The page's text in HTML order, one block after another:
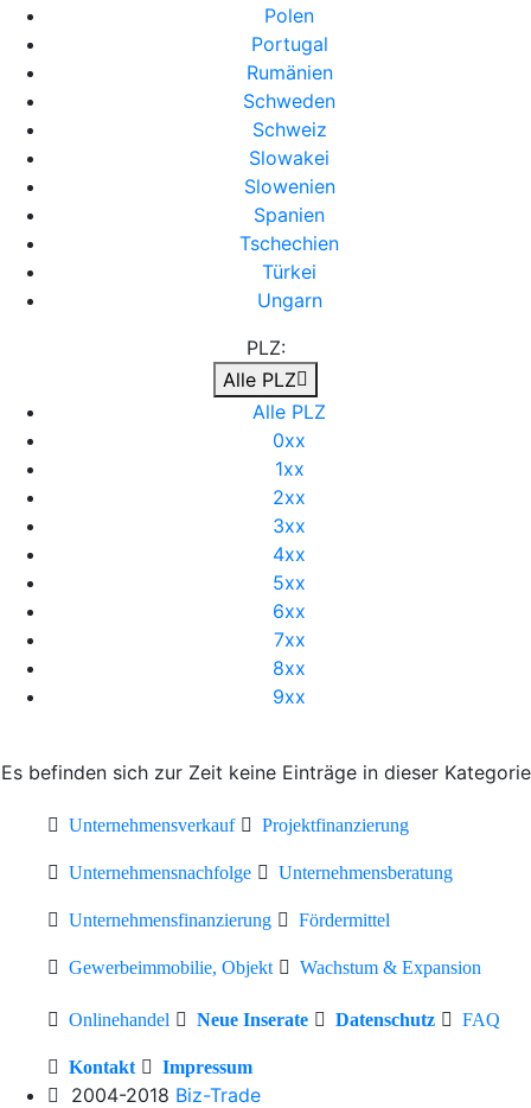
Polen
Portugal
Rumänien
Schweden
Schweiz
Slowakei
Slowenien
Spanien
Tschechien
Türkei
Ungarn
PLZ:
Alle PLZ
Alle PLZ
0xx
1xx
2xx
3xx
4xx
5xx
6xx
7xx
8xx
9xx
Es befinden sich zur Zeit keine Einträge in dieser Kategorie
Unternehmensverkauf Projektfinanzierung
Unternehmensnachfolge Unternehmensberatung
Unternehmensfinanzierung Fördermittel
Gewerbeimmobilie, Objekt Wachstum & Expansion
Onlinehandel Neue Inserate Datenschutz FAQ
Kontakt Impressum
2004-2018 Biz-Trade